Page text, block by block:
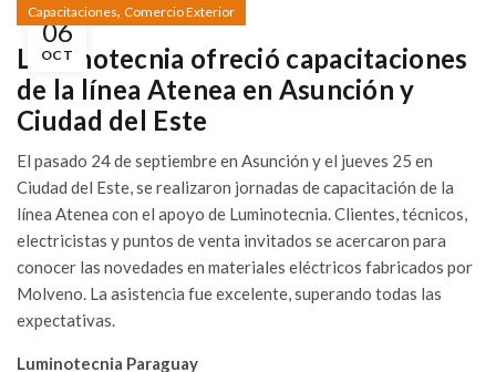
06
OCT
Capacitaciones, Comercio Exterior
Luminotecnia ofreció capacitaciones
de la línea Atenea en Asunción y
Ciudad del Este
El pasado 24 de septiembre en Asunción y el jueves 25 en
Ciudad del Este, se realizaron jornadas de capacitación de la
línea Atenea con el apoyo de Luminotecnia. Clientes, técnicos,
electricistas y puntos de venta invitados se acercaron para
conocer las novedades en materiales eléctricos fabricados por
Molveno. La asistencia fue excelente, superando todas las
expectativas.
Luminotecnia Paraguay
NUEVO
LANZAMIENTO:
CAJÓN PARA
MEDIDOR DE
CONSUMO DE
ENERGÍA
ELÉCTRICA
27/07/2026
YA PODÉS